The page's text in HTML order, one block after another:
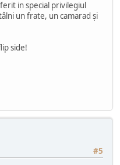
in special privilegiul
un frate, un camarad și
side!
#5